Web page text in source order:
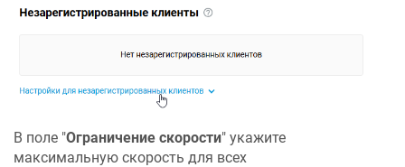
В поле "Ограничение скорости" укажите
максимальную скорость для всех